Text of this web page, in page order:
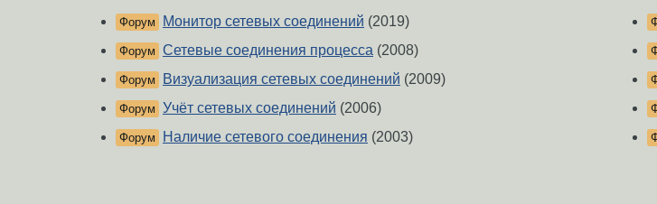
Форум Монитор сетевых соединений (2019)
Форум Сетевые соединения процесса (2008)
Форум Визуализация сетевых соединений (2009)
Форум Учёт сетевых соединений (2006)
Форум Наличие сетевого соединения (2003)